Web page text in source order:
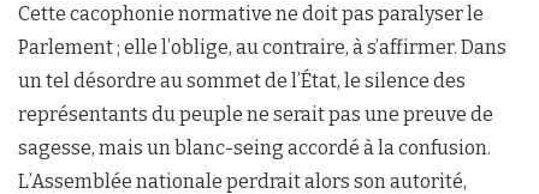
Cette cacophonie normative ne doit pas paralyser le
Parlement ; elle l’oblige, au contraire, à s’affirmer. Dans
un tel désordre au sommet de l’État, le silence des
représentants du peuple ne serait pas une preuve de
sagesse, mais un blanc-seing accordé à la confusion.
L’Assemblée nationale perdrait alors son autorité,